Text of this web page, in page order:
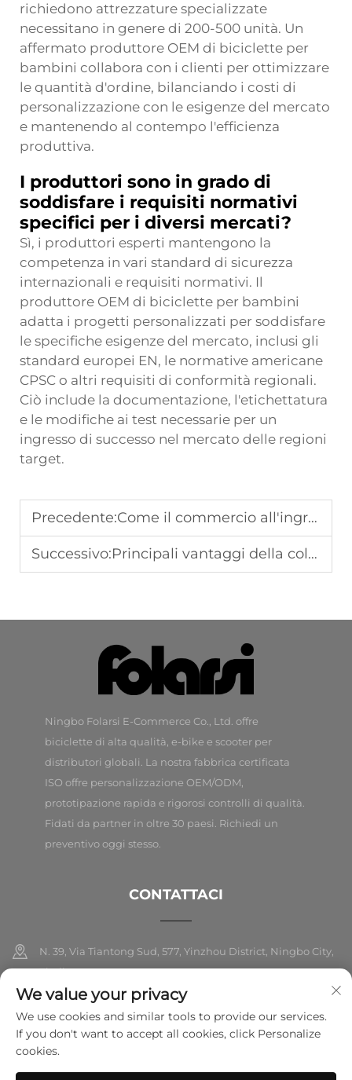
richiedono attrezzature specializzate
necessitano in genere di 200-500 unità. Un
affermato produttore OEM di biciclette per
bambini collabora con i clienti per ottimizzare
le quantità d'ordine, bilanciando i costi di
personalizzazione con le esigenze del mercato
e mantenendo al contempo l'efficienza
produttiva.
I produttori sono in grado di
soddisfare i requisiti normativi
specifici per i diversi mercati?
Sì, i produttori esperti mantengono la
competenza in vari standard di sicurezza
internazionali e requisiti normativi. Il
produttore OEM di biciclette per bambini
adatta i progetti personalizzati per soddisfare
le specifiche esigenze del mercato, inclusi gli
standard europei EN, le normative americane
CPSC o altri requisiti di conformità regionali.
Ciò include la documentazione, l'etichettatura
e le modifiche ai test necessarie per un
ingresso di successo nel mercato delle regioni
target.
Precedente:Come il commercio all'ingrosso di mountain bike garantisce varietà e approvvigionamento affidabile
Successivo:Principali vantaggi della collaborazione con un produttore OEM di biciclette per bambini
Ningbo Folarsi E-Commerce Co., Ltd. offre
biciclette di alta qualità, e-bike e scooter per
distributori globali. La nostra fabbrica certificata
ISO offre personalizzazione OEM/ODM,
prototipazione rapida e rigorosi controlli di qualità.
Fidati da partner in oltre 30 paesi. Richiedi un
preventivo oggi stesso.
CONTATTACI
N. 39, Via Tiantong Sud, 577, Yinzhou District, Ningbo City,
Zhejiang
+86-18989326021
[email protected]
We value your privacy
We use cookies and similar tools to provide our services.
If you don't want to accept all cookies, click Personalize
cookies.